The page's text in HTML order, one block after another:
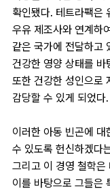
확인됐다. 테트라팩은
우유 제조사와 연계하
같은 국가에 전달하고
건강한 영양 상태를 바
또한 건강한 성인으로
감당할 수 있게 되었다.
이러한 아동 빈곤에
수 있도록 헌신하겠다
그리고 이 경영 철학은
이를 바탕으로 그들은